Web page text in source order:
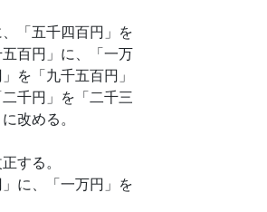
「五千四百円」を
百円」に、「一万
を「九千五百円」
千円」を「二千三
改める。
する。
に、「一万円」を